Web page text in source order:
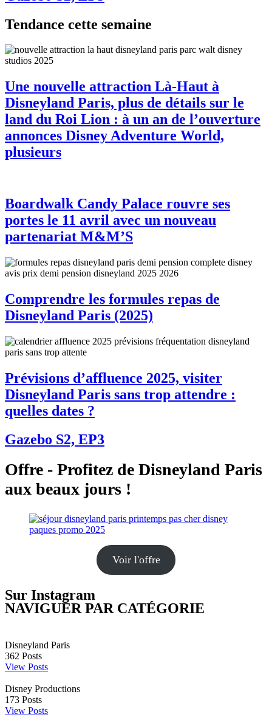
Tendance cette semaine
Une nouvelle attraction Là-Haut à
Disneyland Paris, plus de détails sur le
land du Roi Lion : à un an de l’ouverture
annonces Disney Adventure World,
plusieurs
Boardwalk Candy Palace rouvre ses
portes le 11 avril avec un nouveau
partenariat M&M’S
Comprendre les formules repas de
Disneyland Paris (2025)
Prévisions d’affluence 2025, visiter
Disneyland Paris sans trop attendre :
quelles dates ?
Gazebo S2, EP3
Offre - Profitez de Disneyland Paris
aux beaux jours !
Voir l'offre
Sur Instagram
NAVIGUER PAR CATÉGORIE
Disneyland Paris
362 Posts
View Posts
Disney Productions
173 Posts
View Posts